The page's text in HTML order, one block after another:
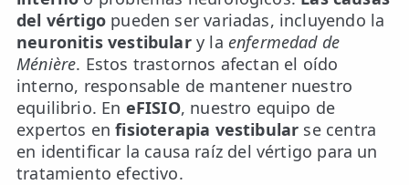
📧 Contacta
ESPECIALIDADES
🩻 Fisioterapia Traumatológica
😧 Fisioterapia ATM
🦴 Osteopatía
del vértigopueden ser variadas, incluyendo la
neuronitis vestibulary la enfermedad de
Ménière. Estos trastornos afectan el oído
interno, responsable de mantener nuestro
equilibrio. En eFISIO, nuestro equipo de
expertos enfisioterapia vestibular se centra
en identificar la causa raíz del vértigo para un
tratamiento efectivo.